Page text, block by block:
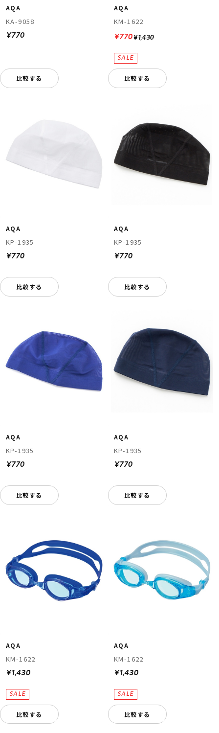
ムラサキスポーツ 公式アプリ
AQA
KA-9058
¥770
比較する
AQA
KM-1622
¥1,430
¥770
比較する
AQA
KP-1935
¥770
比較する
AQA
KP-1935
¥770
比較する
AQA
KP-1935
¥770
比較する
AQA
KP-1935
¥770
比較する
AQA
KM-1622
¥1,430
比較する
AQA
KM-1622
¥1,430
比較する